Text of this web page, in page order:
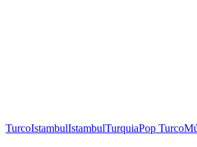
TurcoIstambulIstambulTurquiaPop Turco